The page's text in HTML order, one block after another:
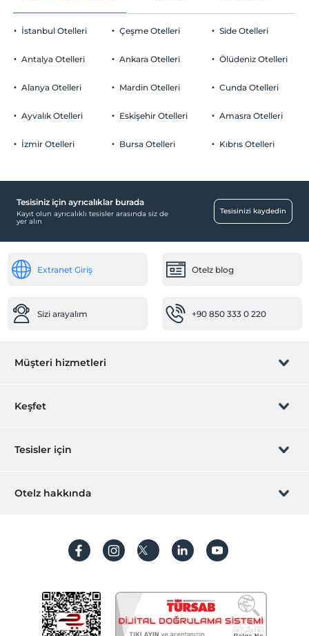
İstanbul Otelleri
Antalya Otelleri
Alanya Otelleri
Ayvalık Otelleri
İzmir Otelleri
Çeşme Otelleri
Ankara Otelleri
Mardin Otelleri
Eskişehir Otelleri
Bursa Otelleri
Side Otelleri
Ölüdeniz Otelleri
Cunda Otelleri
Amasra Otelleri
Kıbrıs Otelleri
Tesisiniz için ayrıcalıklar burada
Kayıt olun ayrıcalıklı tesisler arasında siz de
yer alın
Tesisinizi kaydedin
Extranet Giriş Otelz blog
Sizi arayalım +90 850 333 0 220
Müşteri hizmetleri
Rezervasyon yönet
Sıkça sorulan sorular
İşlem rehberi
Keşfet
Hediye Kart
Hesap oluştur
Tesisler için
Hemen tesisinizi ekleyin
Otelz hakkında
Koşullar ve şartlar